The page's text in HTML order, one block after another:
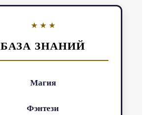
БАЗА ЗНАНИЙ
Магия
Фэнтези